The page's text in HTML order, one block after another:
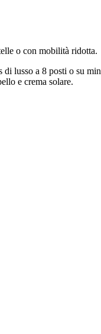
o con mobilità ridotta.
lusso a 8 posti o su
e crema solare.